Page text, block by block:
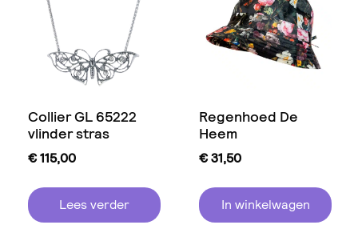
Collier GL 65222
vlinder stras
€115,00
Lees verder
Regenhoed De
Heem
€31,50
In winkelwagen